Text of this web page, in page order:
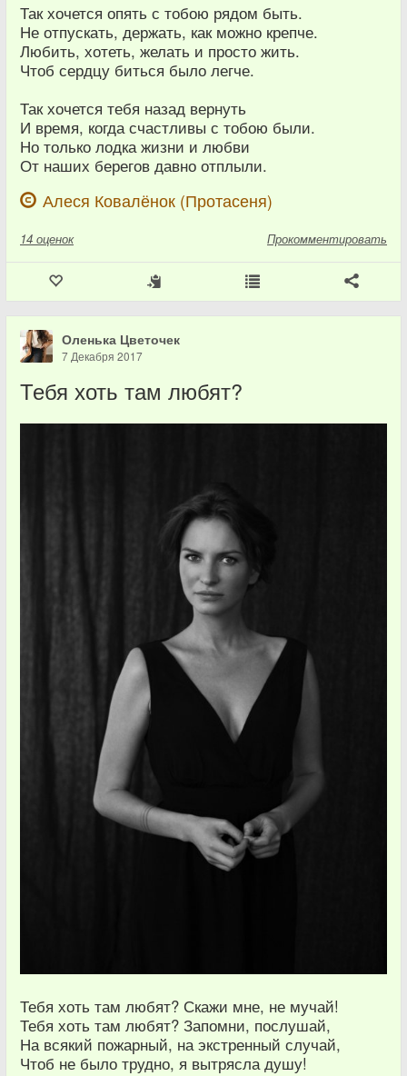
Так хочется опять с тобою рядом быть.
Не отпускать, держать, как можно крепче.
Любить, хотеть, желать и просто жить.
Чтоб сердцу биться было легче.
Так хочется тебя назад вернуть
И время, когда счастливы с тобою были.
Но только лодка жизни и любви
От наших берегов давно отплыли.
Алеся Ковалёнок (Протасеня)
14 оценок Прокомментировать
Оленька Цветочек
7 Декабря 2017
Тебя хоть там любят?
Тебя хоть там любят? Скажи мне, не мучай!
Тебя хоть там любят? Запомни, послушай,
На всякий пожарный, на экстренный случай,
Чтоб не было трудно, я вытрясла душу!